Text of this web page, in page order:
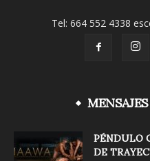
Tel: 664 552 4338
PÉNDULO
DE